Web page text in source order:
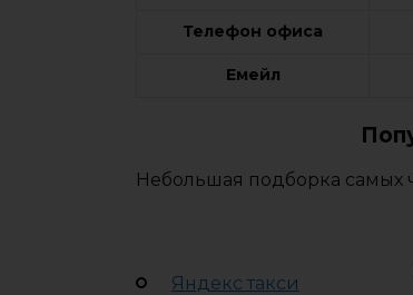
Телефон офиса
Емейл
Небольшая подборка самых
Яндекс такси